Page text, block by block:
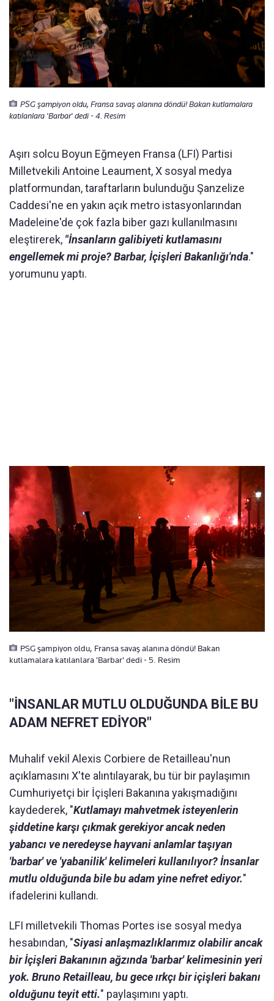
PSG şampiyon oldu, Fransa savaş alanına döndü! Bakan kutlamalara
katılanlara 'Barbar' dedi - 4. Resim
Aşırı solcu Boyun Eğmeyen Fransa (LFI) Partisi
Milletvekili Antoine Leaument, X sosyal medya
platformundan, taraftarların bulunduğu Şanzelize
Caddesi'ne en yakın açık metro istasyonlarından
Madeleine'de çok fazla biber gazı kullanılmasını
eleştirerek, "İnsanların galibiyeti kutlamasını
engellemek mi proje? Barbar, İçişleri Bakanlığı'nda."
yorumunu yaptı.
PSG şampiyon oldu, Fransa savaş alanına döndü! Bakan
kutlamalara katılanlara 'Barbar' dedi - 5. Resim
"İNSANLAR MUTLU OLDUĞUNDA BİLE BU
ADAM NEFRET EDİYOR"
Muhalif vekil Alexis Corbiere de Retailleau'nun
açıklamasını X'te alıntılayarak, bu tür bir paylaşımın
Cumhuriyetçi bir İçişleri Bakanına yakışmadığını
kaydederek, "Kutlamayı mahvetmek isteyenlerin
şiddetine karşı çıkmak gerekiyor ancak neden
yabancı ve neredeyse hayvani anlamlar taşıyan
'barbar' ve 'yabanilik' kelimeleri kullanılıyor? İnsanlar
mutlu olduğunda bile bu adam yine nefret ediyor."
ifadelerini kullandı.
LFI milletvekili Thomas Portes ise sosyal medya
hesabından, "Siyasi anlaşmazlıklarımız olabilir ancak
bir İçişleri Bakanının ağzında 'barbar' kelimesinin yeri
yok. Bruno Retailleau, bu gece ırkçı bir içişleri bakanı
olduğunu teyit etti." paylaşımını yaptı.